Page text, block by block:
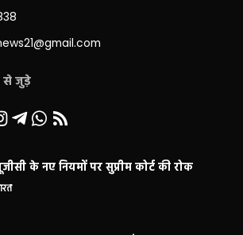
से जुड़े
के नए नियमों पर सुप्रीम कोर्ट की रोक